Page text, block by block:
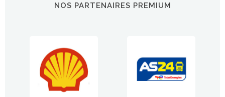
NOS PARTENAIRES PREMIUM